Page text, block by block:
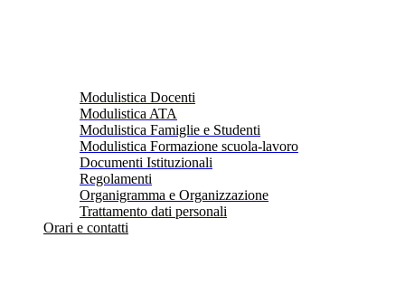
Modulistica Docenti
Modulistica ATA
Modulistica Famiglie e Studenti
Modulistica Formazione scuola-lavoro
Documenti Istituzionali
Regolamenti
Organigramma e Organizzazione
Trattamento dati personali
Orari e contatti